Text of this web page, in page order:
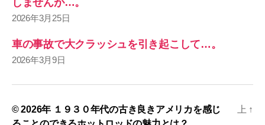
2026年3月25日
車の事故で大クラッシュを引き起こして…。
2026年3月9日
© 2026年 １９３０年代の古き良きアメリカを感じ
上 ↑